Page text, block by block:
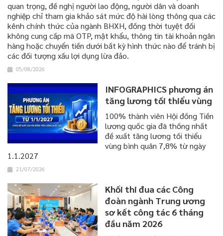
quan trọng, đề nghị người lao động, người dân và doanh
nghiệp chỉ tham gia khảo sát mức độ hài lòng thông qua các
kênh chính thức của ngành BHXH, đồng thời tuyệt đối
không cung cấp mã OTP, mật khẩu, thông tin tài khoản ngân
hàng hoặc chuyển tiền dưới bất kỳ hình thức nào để tránh bị
các đối tượng xấu lợi dụng lừa đảo.
05/08/2026
INFOGRAPHICS phương án
tăng lương tối thiểu vùng
100% thành viên Hội đồng Tiền
lương quốc gia đã thống nhất
đề xuất tăng lương tối thiểu
vùng bình quân 7,8% từ ngày
1.1.2027
21/07/2026
Khối thi đua các Công
đoàn ngành Trung ương
sơ kết công tác 6 tháng
đầu năm 2026